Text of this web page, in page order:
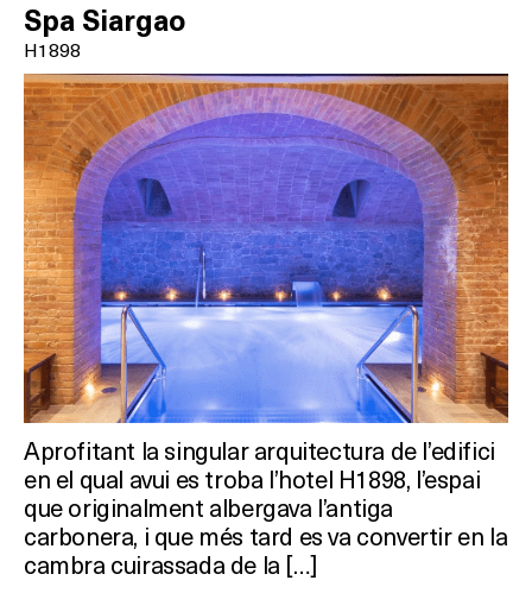
Spa Siargao
H1898
Aprofitant la singular arquitectura de l’edifici
en el qual avui es troba l’hotel H1898, l’espai
que originalment albergava l’antiga
carbonera, i que més tard es va convertir en la
cambra cuirassada de la […]